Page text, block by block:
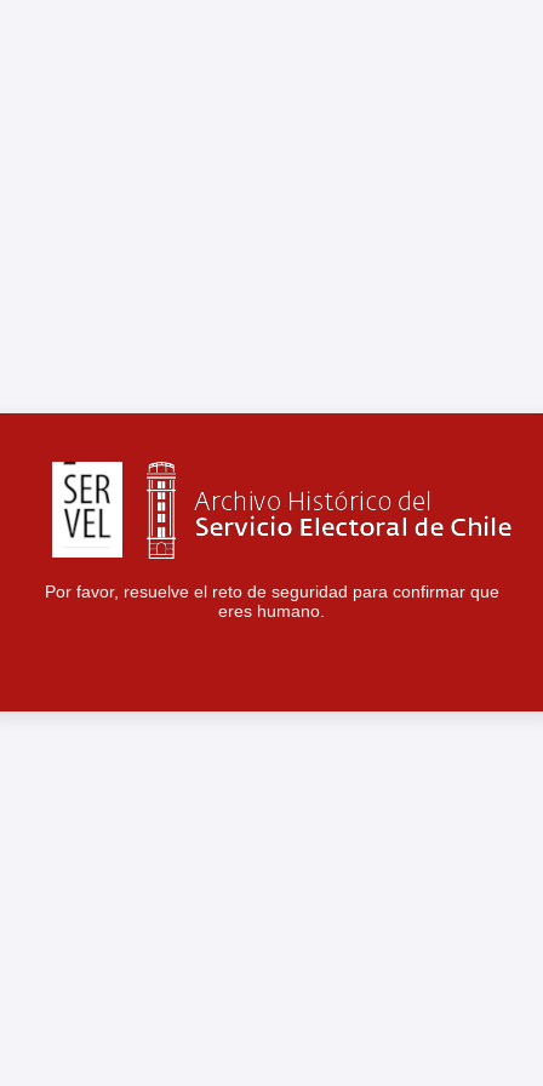
Por favor, resuelve el reto de seguridad para confirmar que
eres humano.